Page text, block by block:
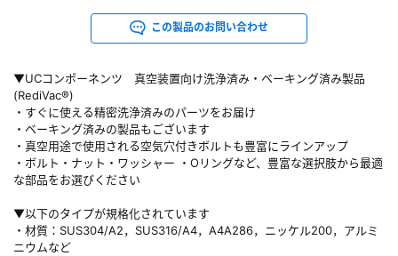
▼UCコンポーネンツ 真空装置向け洗浄済み・ベーキング済み製品
(RediVac®)
・すぐに使える精密洗浄済みのパーツをお届け
・ベーキング済みの製品もございます
・真空用途で使用される空気穴付きボルトも豊富にラインアップ
・ボルト・ナット・ワッシャー ・Oリングなど、豊富な選択肢から最適
な部品をお選びください
▼以下のタイプが規格化されています
・材質：SUS304/A2，SUS316/A4，A4A286，ニッケル200，アルミ
ニウムなど
この製品のお問い合わせ
※パスワードをお忘れの方は、パスワード再発行ページへ
※メールアドレスを忘れた方は、お問い合わせページよりお問い合わせくださ